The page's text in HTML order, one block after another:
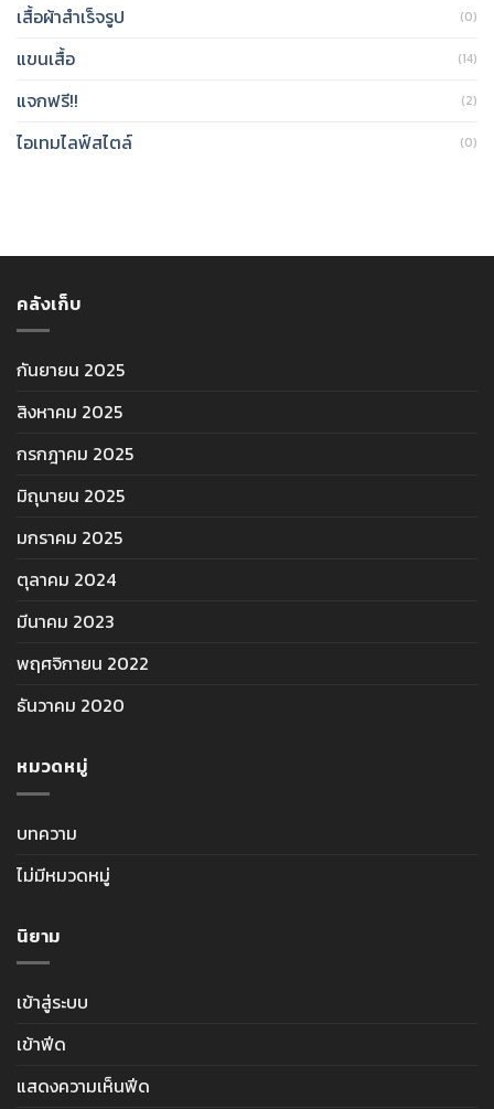
เสื้อผ้าสำเร็จรูป (0)
แขนเสื้อ (14)
แจกฟรี!! (2)
ไอเทมไลฟ์สไตล์ (0)
คลังเก็บ
กันยายน 2025
สิงหาคม 2025
กรกฎาคม 2025
มิถุนายน 2025
มกราคม 2025
ตุลาคม 2024
มีนาคม 2023
พฤศจิกายน 2022
ธันวาคม 2020
หมวดหมู่
บทความ
ไม่มีหมวดหมู่
นิยาม
เข้าสู่ระบบ
เข้าฟีด
แสดงความเห็นฟีด